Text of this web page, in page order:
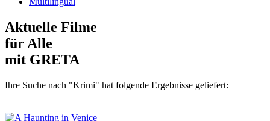
Aktuelle Filme
für Alle
mit GRETA
Ihre Suche nach "Krimi" hat folgende Ergebnisse geliefert: